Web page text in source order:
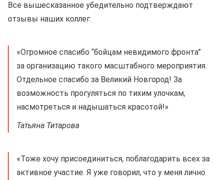
Все вышесказанное убедительно подтверждают
отзывы наших коллег:
«Огромное спасибо “бойцам невидимого фронта”
за организацию такого масштабного мероприятия.
Отдельное спасибо за Великий Новгород! За
возможность прогуляться по тихим улочкам,
насмотреться и надышаться красотой!»
Татьяна Титарова
«Тоже хочу присоединиться, поблагодарить всех за
активное участие. Я уже говорил, что у меня лично